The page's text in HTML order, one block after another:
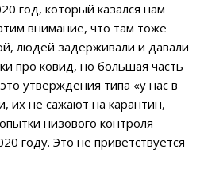
год, который казался нам
внимание, что там тоже
людей задерживали и давали
про ковид, но большая часть
утверждения типа «у нас в
их не сажают на карантин,
низового контроля
году. Это не приветствуется